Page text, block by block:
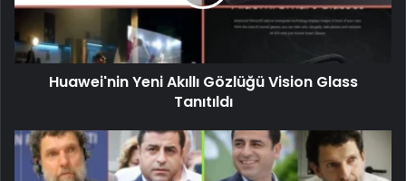
Huawei'nin Yeni Akıllı Gözlüğü Vision Glass
Tanıtıldı